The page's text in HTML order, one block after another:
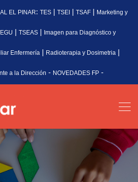
EL PINAR: TES| TSEI| TSAF| Marketing y
| TSEAS| Imagen para Diagnóstico y
Enfermería | Radioterapia y Dosimetria |
a la Dirección - NOVEDADES FP-